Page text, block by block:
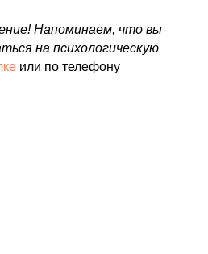
Напоминаем, что вы
на психологическую
или по телефону